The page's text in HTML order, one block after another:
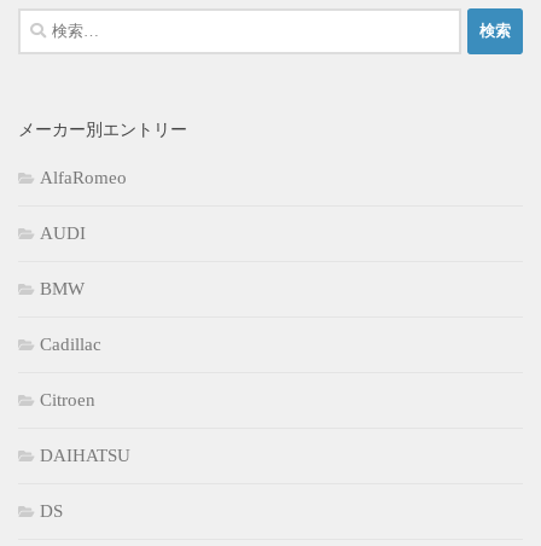
検
索:
メーカー別エントリー
AlfaRomeo
AUDI
BMW
Cadillac
Citroen
DAIHATSU
DS